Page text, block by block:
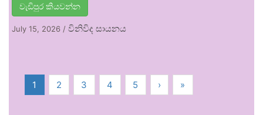
වැඩිපුර කියවන්න
July 15, 2026 / විනිවිද සායනය
1 2 3 4 5 › »